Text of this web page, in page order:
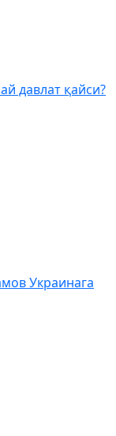
давлат қайси?
Украинага